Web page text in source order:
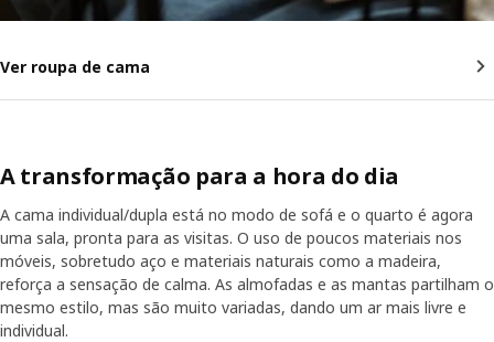
Ver roupa de cama
A transformação para a hora do dia
A cama individual/dupla está no modo de sofá e o quarto é agora
uma sala, pronta para as visitas. O uso de poucos materiais nos
móveis, sobretudo aço e materiais naturais como a madeira,
reforça a sensação de calma. As almofadas e as mantas partilham o
mesmo estilo, mas são muito variadas, dando um ar mais livre e
individual.